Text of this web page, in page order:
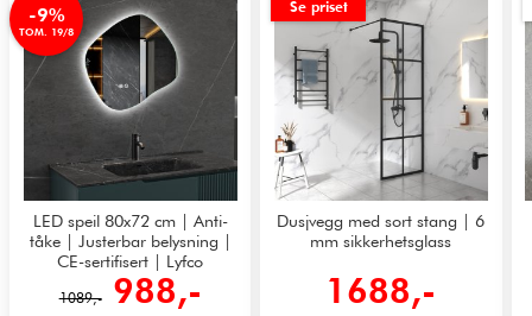
-9%
TOM. 19/8
LED speil 80x72 cm | Anti-
tåke | Justerbar belysning |
CE-sertifisert | Lyfco
1089,- 988,-
Se priset
Dusjvegg med sort stang | 6
mm sikkerhetsglass
1688,-